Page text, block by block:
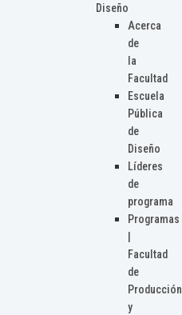
Diseño
Acerca
de
la
Facultad
Escuela
Pública
de
Diseño
Líderes
de
programa
Programas
Facultad
de
Producción
y